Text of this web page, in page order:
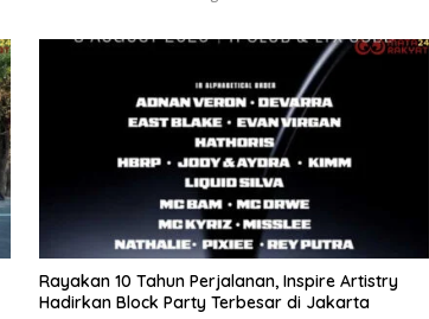
Rayakan 10 Tahun Perjalanan, Inspire Artistry
Hadirkan Block Party Terbesar di Jakarta